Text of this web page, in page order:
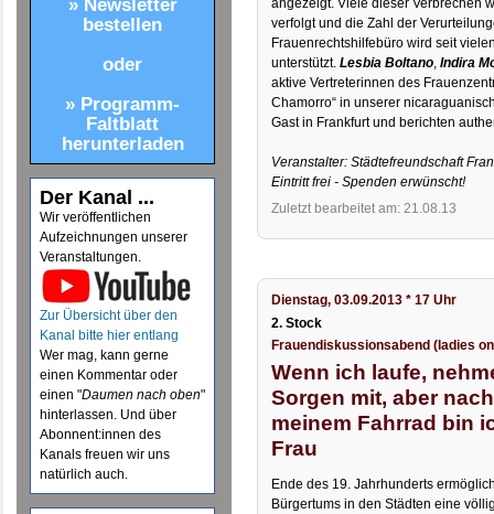
» Newsletter
bestellen
oder
» Programm-
Faltblatt
herunterladen
Der Kanal ...
Wir veröffentlichen
Aufzeichnungen unserer
Veranstaltungen.
Zur Übersicht über den
Kanal bitte hier entlang
Wer mag, kann gerne
einen Kommentar oder
einen "Daumen nach oben"
hinterlassen. Und über
Abonnent:innen des
Kanals freuen wir uns
natürlich auch.
angezeigt. Viele dieser Verbrechen
verfolgt und die Zahl der
Frauenrechtshilfebüro wird seit
unterstützt.Lesbia Boltano,Indira
aktive Vertreterinnen des
Chamorro“ in unserer
Gast in Frankfurt und berichten
Veranstalter: Städtefreundschaft
Eintritt frei - Spenden erwünscht!
Zuletzt bearbeitet am: 21.08.13
Dienstag, 03.09.2013 * 17 Uhr
2. Stock
Frauendiskussionsabend (ladies
Wenn ich laufe,
Sorgen mit, aber
meinem Fahrrad bin
Frau
Ende des 19. Jahrhunderts
Bürgertums in den Städten eine